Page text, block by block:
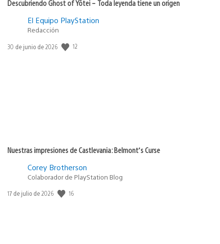
Descubriendo Ghost of Yōtei – Toda leyenda tiene un origen
El Equipo PlayStation
Redacción
Fecha
30 de junio de 2026 12
Nuestras impresiones de Castlevania: Belmont’s Curse
Corey Brotherson
Colaborador de PlayStation Blog
Fecha
17 de julio de 2026 16